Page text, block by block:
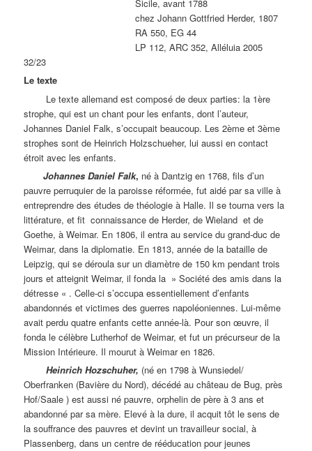
Sicile, avant 1788
chez Johann Gottfried Herder, 1807
RA 550, EG 44
LP 112, ARC 352, Alléluia 2005
32/23
Le texte
Le texte allemand est composé de deux parties: la 1ère
strophe, qui est un chant pour les enfants, dont l’auteur,
Johannes Daniel Falk, s’occupait beaucoup. Les 2ème et 3ème
strophes sont de Heinrich Holzschueher, lui aussi en contact
étroit avec les enfants.
Johannes Daniel Falk, né à Dantzig en 1768, fils d’un
pauvre perruquier de la paroisse réformée, fut aidé par sa ville à
entreprendre des études de théologie à Halle. Il se tourna vers la
littérature, et fit connaissance de Herder, de Wieland et de
Goethe, à Weimar. En 1806, il entra au service du grand-duc de
Weimar, dans la diplomatie. En 1813, année de la bataille de
Leipzig, qui se déroula sur un diamètre de 150 km pendant trois
jours et atteignit Weimar, il fonda la » Société des amis dans la
détresse « . Celle-ci s’occupa essentiellement d’enfants
abandonnés et victimes des guerres napoléoniennes. Lui-même
avait perdu quatre enfants cette année-là. Pour son œuvre, il
fonda le célèbre Lutherhof de Weimar, et fut un précurseur de la
Mission Intérieure. Il mourut à Weimar en 1826.
Heinrich Hozschuher, (né en 1798 à Wunsiedel/
Oberfranken (Bavière du Nord), décédé au château de Bug, près
Hof/Saale ) est aussi né pauvre, orphelin de père à 3 ans et
abandonné par sa mère. Elevé à la dure, il acquit tôt le sens de
la souffrance des pauvres et devint un travailleur social, à
Plassenberg, dans un centre de rééducation pour jeunes